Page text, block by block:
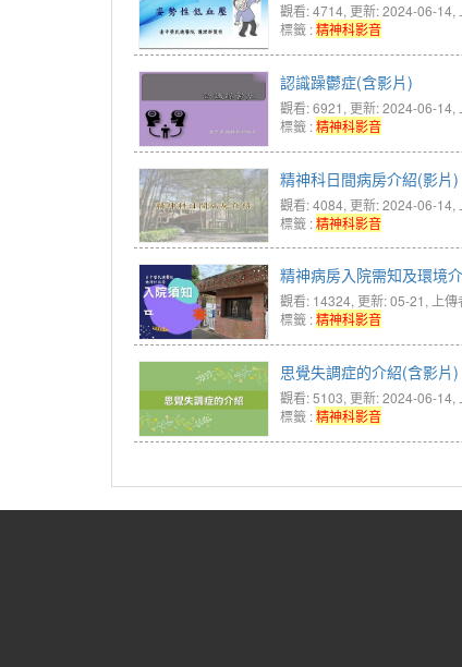
觀看: 4714, 更新: 2024-06-14,
標籤 :精神科影音
認識躁鬱症(含影片)
觀看: 6921 , 更新: 2024-06-14,
標籤 :精神科影音
精神科日間病房介紹(影片)
觀看: 4084, 更新: 2024-06-14,
標籤 :精神科影音
精神病房入院需知及環境
觀看: 14324, 更新: 05-21, 上
標籤 :精神科影音
思覺失調症的介紹(含影片)
觀看: 5103, 更新: 2024-06-14,
標籤 :精神科影音